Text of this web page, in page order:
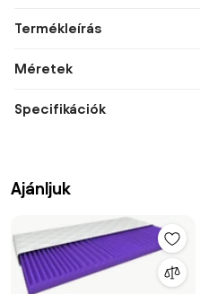
Termékleírás
Méretek
Specifikációk
Ajánljuk